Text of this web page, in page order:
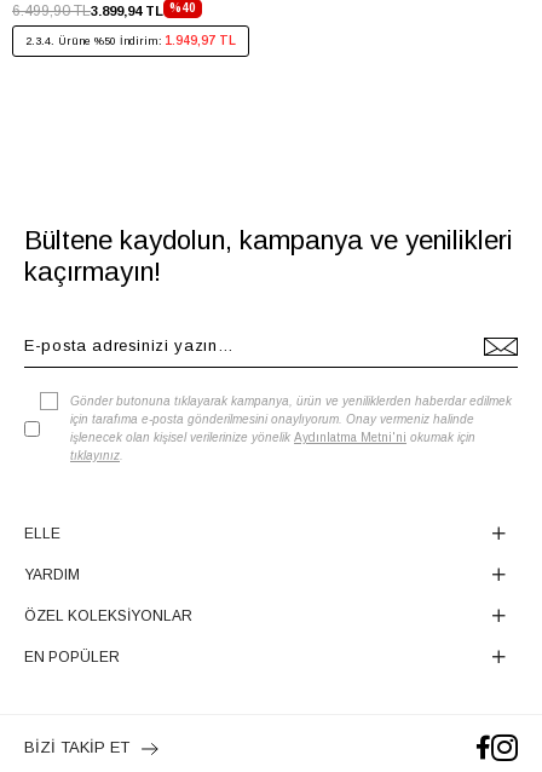
%40
3.899,94 TL
6.499,90 TL
2.3.4. Ürüne %50 İndirim: 1.949,97 TL
Bültene kaydolun, kampanya ve yenilikleri
kaçırmayın!
Gönder butonuna tıklayarak kampanya, ürün ve yeniliklerden haberdar edilmek
için tarafıma e-posta gönderilmesini onaylıyorum. Onay vermeniz halinde
işlenecek olan kişisel verilerinize yönelik Aydınlatma Metni'ni okumak için
tıklayınız
ELLE
YARDIM
ÖZEL KOLEKSİYONLAR
EN POPÜLER
BİZİ TAKİP ET